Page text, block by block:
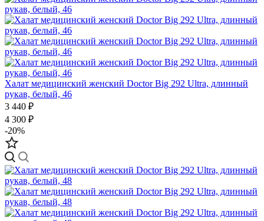
Халат медицинский женский Doctor Big 292 Ultra, длинный
рукав, белый, 46
3 440 ₽
4 300 ₽
-20%